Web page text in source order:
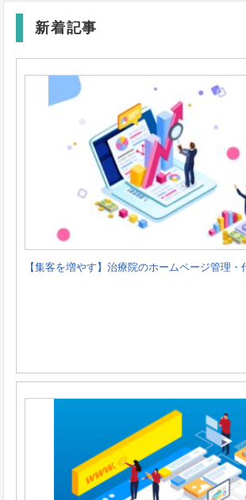
新着記事
【集客を増やす】治療院のホームページ管理・